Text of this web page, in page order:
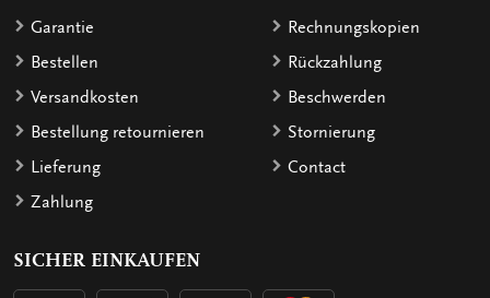
Garantie
Bestellen
Versandkosten
Bestellung retournieren
Lieferung
Zahlung
Rechnungskopien
Rückzahlung
Beschwerden
Stornierung
Contact
SICHER EINKAUFEN